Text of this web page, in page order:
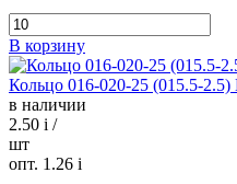
В корзину
Кольцо 016-020-25 (015.5-
в наличии
2.50 i /
шт
опт. 1.26 i